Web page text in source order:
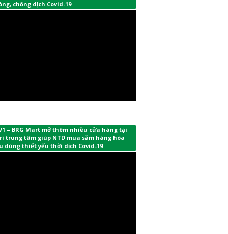
chống dịch Covid-19
– BRG Mart mở thêm nhiều cửa hàng tại
trung tâm giúp NTD mua sắm hàng hóa
dùng thiết yếu thời dịch Covid-19